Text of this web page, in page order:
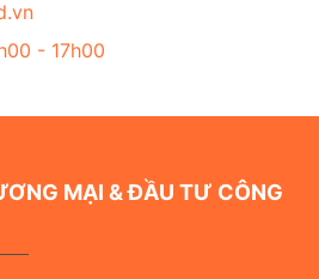
- 17h00
MẠI & ĐẦU TƯ CÔNG